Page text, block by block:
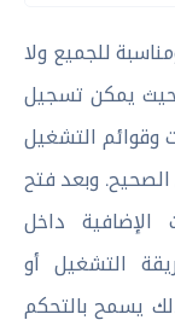
للجميع ولا
حيث يمكن تسجيل
وقوائم التشغيل
وبعد فتح
داخل
التشغيل أو
يسمح بالتحكم